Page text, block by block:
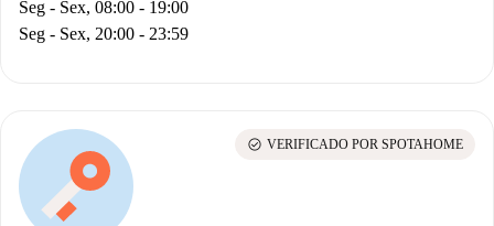
Seg - Sex, 08:00 - 19:00
Seg - Sex, 20:00 - 23:59
check_circle VERIFICADO POR SPOTAHOME